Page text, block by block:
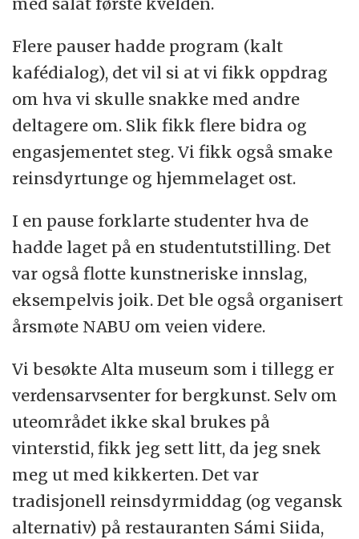
Flere pauser hadde program (kalt
kafédialog), det vil si at vi fikk oppdrag
om hva vi skulle snakke med andre
deltagere om. Slik fikk flere bidra og
engasjementet steg. Vi fikk også smake
reinsdyrtunge og hjemmelaget ost.
I en pause forklarte studenter hva de
hadde laget på en studentutstilling. Det
var også flotte kunstneriske innslag,
eksempelvis joik. Det ble også organisert
årsmøte NABU om veien videre.
Vi besøkte Alta museum som i tillegg er
verdensarvsenter for bergkunst. Selv om
uteområdet ikke skal brukes på
vinterstid, fikk jeg sett litt, da jeg snek
meg ut med kikkerten. Det var
tradisjonell reinsdyrmiddag (og vegansk
alternativ) på restauranten Sámi Siida,